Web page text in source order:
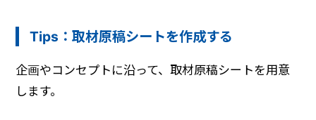
Tips：取材原稿シートを作成する
企画やコンセプトに沿って、取材原稿シートを用意
します。